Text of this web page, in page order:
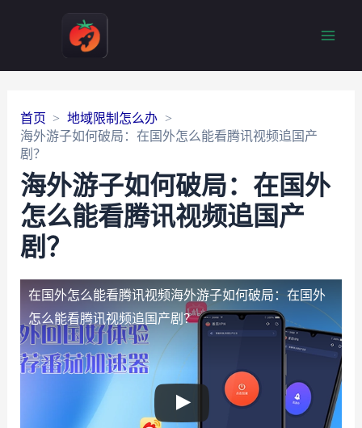
首页
地域限制怎么办
海外游子如何破局：在国外怎么能看腾讯视频追国产
剧？
海外游子如何破局：在国外
怎么能看腾讯视频追国产
剧？
在国外怎么能看腾讯视频海外游子如何破局：在国外
怎么能看腾讯视频追国产剧？